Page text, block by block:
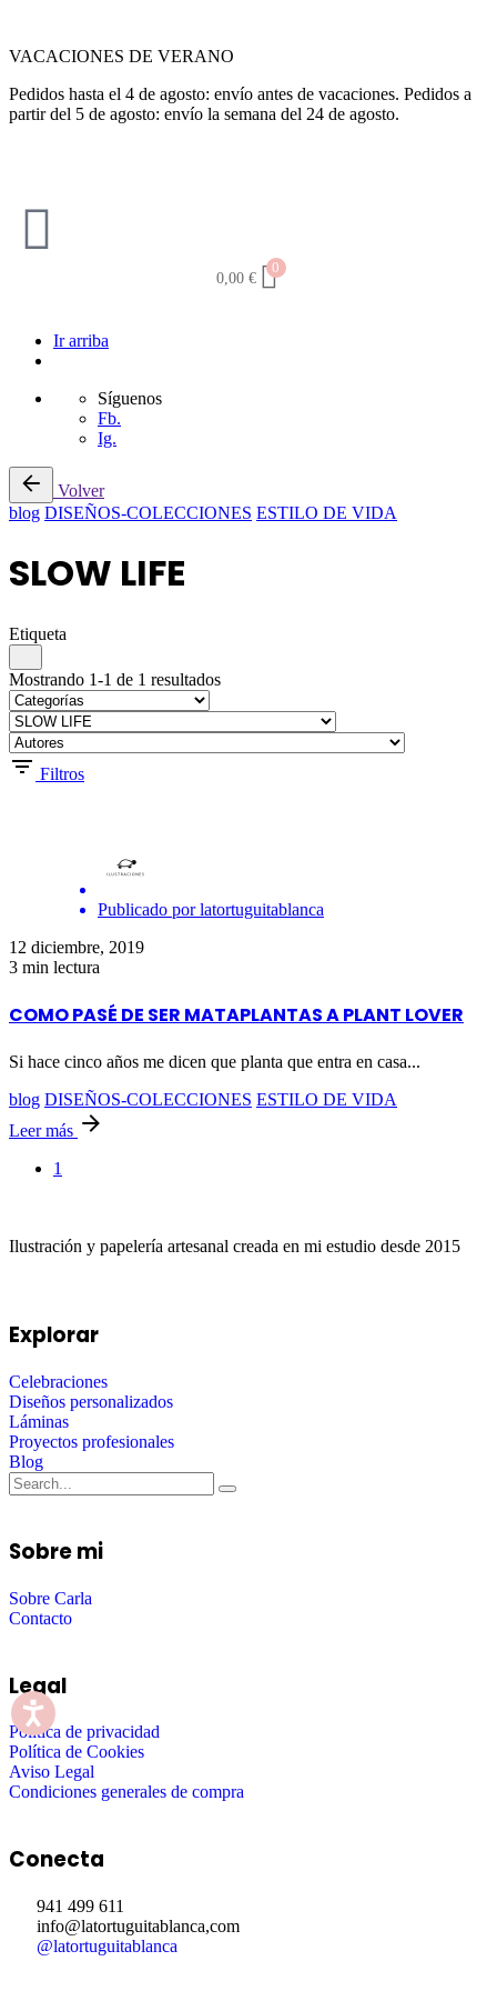
VACACIONES DE VERANO
Pedidos hasta el 4 de agosto: envío antes de vacaciones. Pedidos a
partir del 5 de agosto: envío la semana del 24 de agosto.
0,00 €
0
Ir arriba
Síguenos
Fb.
Ig.
Volver
blog DISEÑOS-COLECCIONES ESTILO DE VIDA
SLOW LIFE
Etiqueta
Mostrando 1-1 de 1 resultados
Filtros
Publicado por latortuguitablanca
12 diciembre, 2019
3 min lectura
COMO PASÉ DE SER MATAPLANTAS A PLANT LOVER
Si hace cinco años me dicen que planta que entra en casa...
blog DISEÑOS-COLECCIONES ESTILO DE VIDA
Leer más
1
Ilustración y papelería artesanal creada en mi estudio desde 2015
Explorar
Celebraciones
Diseños personalizados
Láminas
Proyectos profesionales
Blog
Sobre mi
Sobre Carla
Contacto
Legal
Política de privacidad
Política de Cookies
Aviso Legal
Condiciones generales de compra
Conecta
941 499 611
info@latortuguitablanca,com
@latortuguitablanca